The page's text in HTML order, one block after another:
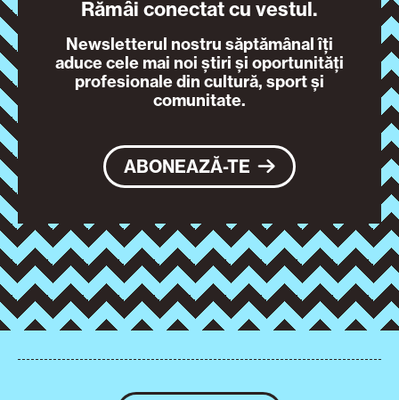
Rămâi conectat cu vestul.
Newsletterul nostru săptămânal îți
aduce cele mai noi știri și oportunități
profesionale din cultură, sport și
comunitate.
ABONEAZĂ-TE